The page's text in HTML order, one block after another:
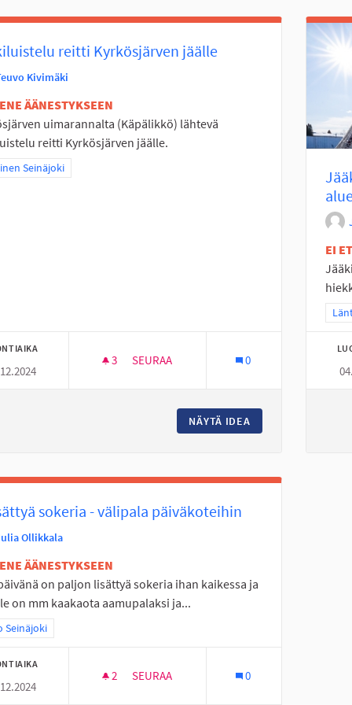
reitti Kyrkösjärven jäälle
Kivimäki
ÄÄNESTYKSEEN
uimarannalta (Käpälikkö) lähtevä
reitti Kyrkösjärven jäälle.
tulokset teeman mukaan: Läntinen Seinäjoki
Seinäjoki
3 3 SEURAAJAA
SEURAA
RETKILUISTELU REITTI KYRKÖSJÄRVEN
0
NÄYTÄ IDEA
EI
sokeria - välipala päiväkoteihin
Ollikkala
ÄÄNESTYKSEEN
on paljon lisättyä sokeria ihan kaikessa ja
on mm kaakaota aamupalaksi ja...
tulokset teeman mukaan: Koko Seinäjoki
Seinäjoki
2 2 SEURAAJAA
SEURAA 0